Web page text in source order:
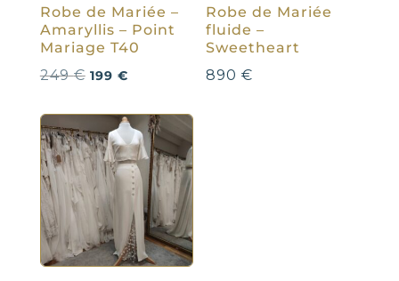
Robe de Mariée –
Amaryllis – Point
Mariage T40
249€ Le
initial
était :
249 €.
199 €Le
actuel
est :
199 €.
Robe de Mariée
fluide –
Sweetheart
890€